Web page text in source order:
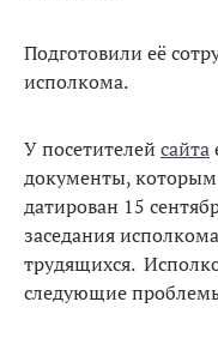
Подготовили её
исполкома.
У посетителей сайта
документы, которым
датирован 15
заседания
трудящихся.
следующие